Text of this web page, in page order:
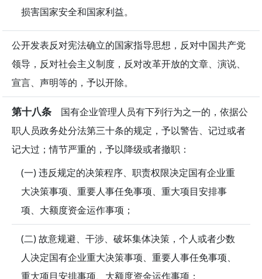
损害国家安全和国家利益。
公开发表反对宪法确立的国家指导思想，反对中国共产党
领导，反对社会主义制度，反对改革开放的文章、演说、
宣言、声明等的，予以开除。
第十八条 国有企业管理人员有下列行为之一的，依据公
职人员政务处分法第三十条的规定，予以警告、记过或者
记大过；情节严重的，予以降级或者撤职：
(一) 违反规定的决策程序、职责权限决定国有企业重
大决策事项、重要人事任免事项、重大项目安排事
项、大额度资金运作事项；
(二) 故意规避、干涉、破坏集体决策，个人或者少数
人决定国有企业重大决策事项、重要人事任免事项、
重大项目安排事项、大额度资金运作事项；